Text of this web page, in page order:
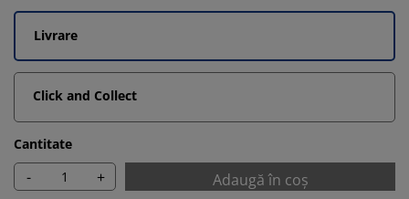
Livrare
Click and Collect
Cantitate
- + Adaugă în coș